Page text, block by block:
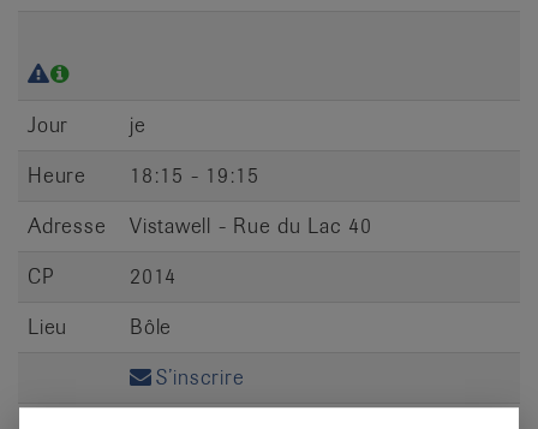
Jour
je
Heure
18:15 - 19:15
Adresse
Vistawell - Rue du Lac 40
CP
2014
Lieu
Bôle
S’inscrire